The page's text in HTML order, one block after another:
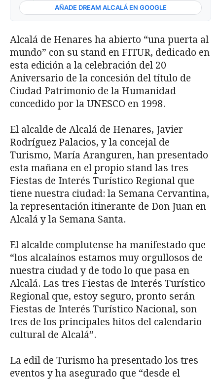
AÑADE DREAM ALCALÁ EN GOOGLE
Alcalá de Henares ha abierto “una puerta al
mundo” con su stand en FITUR, dedicado en
esta edición a la celebración del 20
Aniversario de la concesión del título de
Ciudad Patrimonio de la Humanidad
concedido por la UNESCO en 1998.
El alcalde de Alcalá de Henares, Javier
Rodríguez Palacios, y la concejal de
Turismo, María Aranguren, han presentado
esta mañana en el propio stand las tres
Fiestas de Interés Turístico Regional que
tiene nuestra ciudad: la Semana Cervantina,
la representación itinerante de Don Juan en
Alcalá y la Semana Santa.
El alcalde complutense ha manifestado que
“los alcalaínos estamos muy orgullosos de
nuestra ciudad y de todo lo que pasa en
Alcalá. Las tres Fiestas de Interés Turístico
Regional que, estoy seguro, pronto serán
Fiestas de Interés Turístico Nacional, son
tres de los principales hitos del calendario
cultural de Alcalá”.
La edil de Turismo ha presentado los tres
eventos y ha asegurado que “desde el